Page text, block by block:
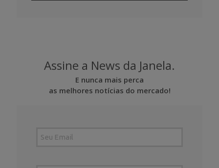
Assine a News da Janela.
E nunca mais perca
as melhores notícias do mercado!